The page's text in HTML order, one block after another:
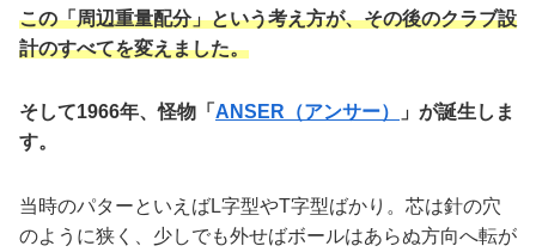
この「周辺重量配分」という考え方が、その後のクラブ設
計のすべてを変えました。
そして1966年、怪物「 ANSER（アンサー）
」が誕生しま
す。
当時のパターといえばL字型やT字型ばかり。芯は針の穴
のように狭く、少しでも外せばボールはあらぬ方向へ転が